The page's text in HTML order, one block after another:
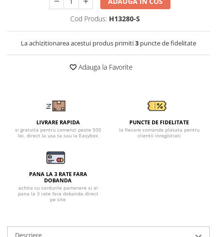
Combinezoane de lucru
Costume de ploaie impermeabile
Pelerine de ploaie
Veste de lucru
Industria alimentara
Manecute
Pantaloni de lucru
Sorturi impermeabile
Pantaloni de lucru in talie
Pentru sudura
Sorturi
Cod Produs: H13280-S
La achizitionarea acestui produs primiti3 puncte de fidelitate
Adauga la Favorite
LIVRARE RAPIDA
si gratuita pentru comenzi peste 500
lei, direct la usa ta sau la Easybox
PUNCTE DE FIDELITATE
la fiecare comanda plasata pentru
clientii inregistrati
PANA LA 3 RATE FARA
DOBANDA
achita cu cardurile partenere si ai
pana la 3 rate fara dobanda direct
pe site
Descriere